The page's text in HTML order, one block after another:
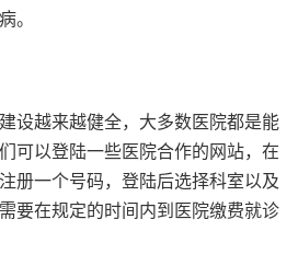
。
设越来越健全，大多数医院都是能
可以登陆一些医院合作的网站，在
册一个号码，登陆后选择科室以及
要在规定的时间内到医院缴费就诊